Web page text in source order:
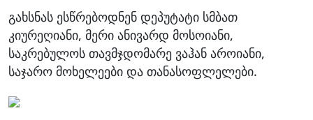
გახსნას ესწრებოდნენ დეპუტატი სმბათ
კიურეღიანი, მერი ანივარდ მოსოიანი,
საკრებულოს თავმჯდომარე ვაჰან აროიანი,
საჯარო მოხელეები და თანასოფლელები.